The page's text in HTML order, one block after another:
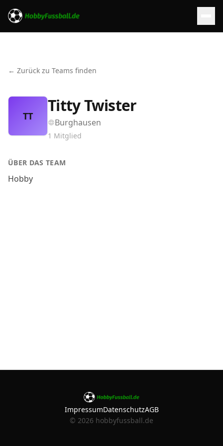
← Zurück zu Teams finden
TT
Titty Twister
Burghausen
1 Mitglied
ÜBER DAS TEAM
Hobby
ImpressumDatenschutzAGB
© 2026 hobbyfussball.de